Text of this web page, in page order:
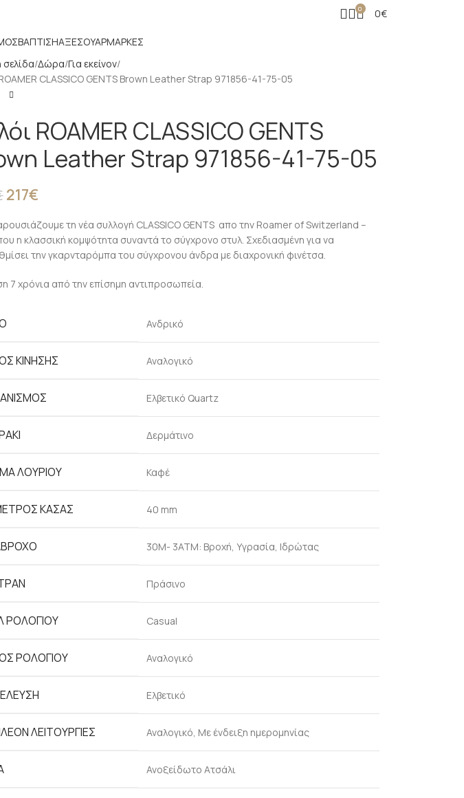
0 0€
ΒΆΠΤΙΣΗΑΞΕΣΟΥΆΡΜΑΡΚΕΣ
σελίδα Δώρα Για εκείνον
CLASSICO GENTS Brown Leather Strap 971856-41-75-05
ROAMER CLASSICO GENTS
Leather Strap 971856-41-75-05
217€
τη νέα συλλογή CLASSICO GENTS απο την Roamer of Switzerland –
η κλασσική κομψότητα συναντά το σύγχρονο στυλ. Σχεδιασμένη για να
την γκαρνταρόμπα του σύγχρονου άνδρα με διαχρονική φινέτσα.
7 χρόνια από την επίσημη αντιπροσωπεία.
Ανδρικό
ΚΊΝΗΣΗΣ Αναλογικό
Ελβετικό Quartz
Δερμάτινο
ΛΟΥΡΙΟΎ Καφέ
ΚΆΣΑΣ 40 mm
30M- 3ΑΤΜ: Βροχή, Υγρασία, Ιδρώτας
Πράσινο
ΡΟΛΟΓΙΟΎ Casual
ΡΟΛΟΓΙΟΎ Αναλογικό
Ελβετικό
ΛΕΙΤΟΥΡΓΊΕΣ Αναλογικό, Με ένδειξη ημερομηνίας
Ανοξείδωτο Ατσάλι